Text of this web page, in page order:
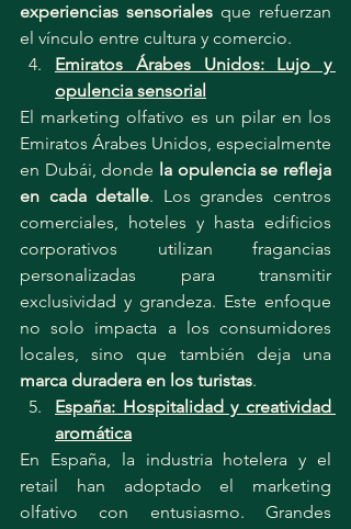
experiencias sensoriales que refuerzan
el vínculo entre cultura y comercio.
Emiratos Árabes Unidos: Lujo y
opulencia sensorial
El marketing olfativo es un pilar en los
Emiratos Árabes Unidos, especialmente
en Dubái, donde la opulencia se refleja
en cada detalle. Los grandes centros
comerciales, hoteles y hasta edificios
corporativos utilizan fragancias
personalizadas para transmitir
exclusividad y grandeza. Este enfoque
no solo impacta a los consumidores
marca duradera en los turistas.
España: Hospitalidad y creatividad
aromática
En España, la industria hotelera y el
retail han adoptado el marketing
olfativo con entusiasmo. Grandes